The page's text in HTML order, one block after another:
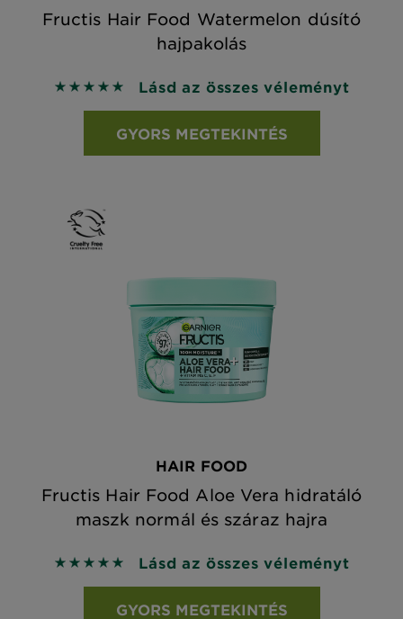
Fructis Hair Food Watermelon dúsító
hajpakolás
5 out of 5 stars based on reviews
Lásd az összes véleményt
GYORS MEGTEKINTÉS
HAIR FOOD
Fructis Hair Food Aloe Vera hidratáló
maszk normál és száraz hajra
5 out of 5 stars based on reviews
Lásd az összes véleményt
GYORS MEGTEKINTÉS